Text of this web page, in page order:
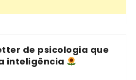
de psicologia que
inteligência